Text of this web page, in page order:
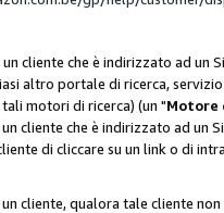
cliente che è indirizzato ad un
altro portale di ricerca,
motori di ricerca) (un "Motore
cliente che è indirizzato ad un
di cliccare su un link o di
cliente, qualora tale cliente